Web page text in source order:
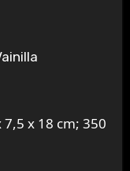
x 18 cm; 350